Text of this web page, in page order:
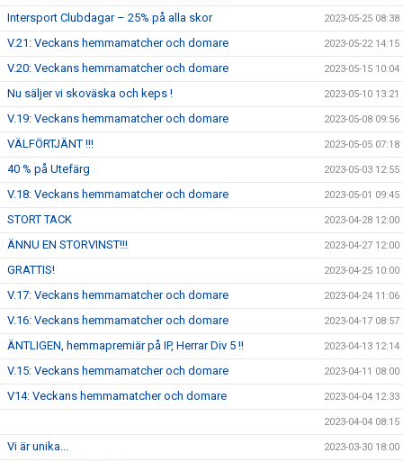
Intersport Clubdagar – 25% på alla skor 2023-05-25 08:38
V.21: Veckans hemmamatcher och domare 2023-05-22 14:15
V.20: Veckans hemmamatcher och domare 2023-05-15 10:04
Nu säljer vi skoväska och keps ! 2023-05-10 13:21
V.19: Veckans hemmamatcher och domare 2023-05-08 09:56
VÄLFÖRTJÄNT !!! 2023-05-05 07:18
40 % på Utefärg 2023-05-03 12:55
V.18: Veckans hemmamatcher och domare 2023-05-01 09:45
STORT TACK 2023-04-28 12:00
ÄNNU EN STORVINST!!! 2023-04-27 12:00
GRATTIS! 2023-04-25 10:00
V.17: Veckans hemmamatcher och domare 2023-04-24 11:06
V.16: Veckans hemmamatcher och domare 2023-04-17 08:57
ÄNTLIGEN, hemmapremiär på IP, Herrar Div 5 !! 2023-04-13 12:14
V.15: Veckans hemmamatcher och domare 2023-04-11 08:00
V14: Veckans hemmamatcher och domare 2023-04-04 12:33
2023-04-04 08:15
Vi är unika... 2023-03-30 18:00